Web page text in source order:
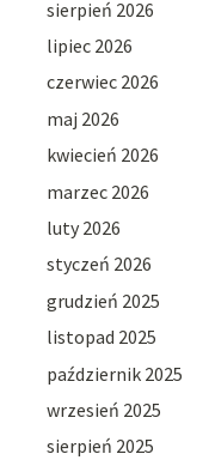
sierpień 2026
lipiec 2026
czerwiec 2026
maj 2026
kwiecień 2026
marzec 2026
luty 2026
styczeń 2026
grudzień 2025
listopad 2025
październik 2025
wrzesień 2025
sierpień 2025